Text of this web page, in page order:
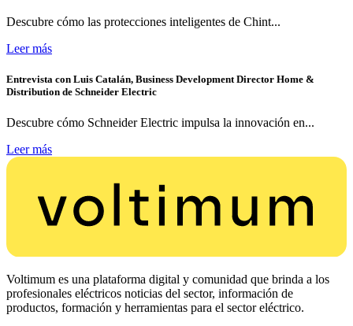
Descubre cómo las protecciones inteligentes de Chint...
Leer más
Entrevista con Luis Catalán, Business Development Director Home &
Distribution de Schneider Electric
Descubre cómo Schneider Electric impulsa la innovación en...
Leer más
Voltimum es una plataforma digital y comunidad que brinda a los
profesionales eléctricos noticias del sector, información de
productos, formación y herramientas para el sector eléctrico.